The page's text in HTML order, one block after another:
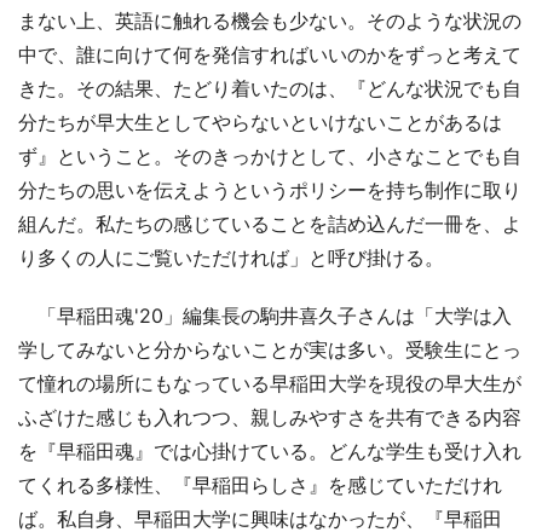
まない上、英語に触れる機会も少ない。そのような状況の
中で、誰に向けて何を発信すればいいのかをずっと考えて
きた。その結果、たどり着いたのは、『どんな状況でも自
分たちが早大生としてやらないといけないことがあるは
ず』ということ。そのきっかけとして、小さなことでも自
分たちの思いを伝えようというポリシーを持ち制作に取り
組んだ。私たちの感じていることを詰め込んだ一冊を、よ
り多くの人にご覧いただければ」と呼び掛ける。
「早稲田魂'20」編集長の駒井喜久子さんは「大学は入
学してみないと分からないことが実は多い。受験生にとっ
て憧れの場所にもなっている早稲田大学を現役の早大生が
ふざけた感じも入れつつ、親しみやすさを共有できる内容
を『早稲田魂』では心掛けている。どんな学生も受け入れ
てくれる多様性、『早稲田らしさ』を感じていただけれ
ば。私自身、早稲田大学に興味はなかったが、『早稲田